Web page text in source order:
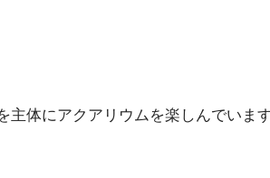
体にアクアリウムを楽しんでいま